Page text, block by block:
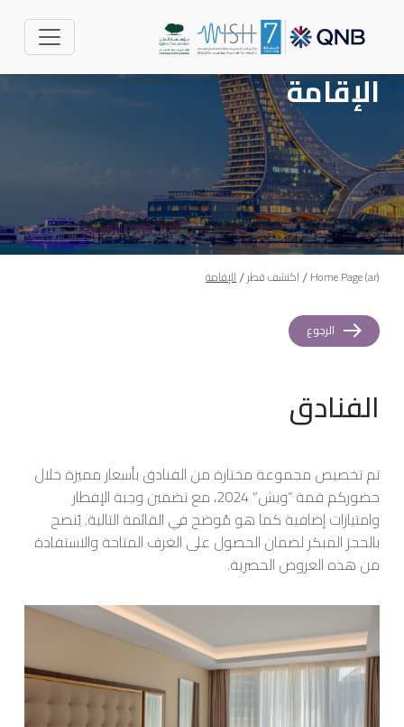
الإقامة
Home Page (ar)
/اكتشف قطر/الإقامة
الرجوع
الفنادق
تم تخصيص مجموعة مختارة من الفنادق بأسعار مميزة خلال
حضوركم قمة “ويش” 2024، مع تضمين وجبة الإفطار
وامتيازات إضافية كما هو مُوضح في القائمة التالية. يُنصح
بالحجز المبكر لضمان الحصول على الغرف المتاحة والاستفادة
من هذه العروض الحصرية.